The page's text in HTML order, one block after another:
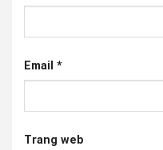
Email *
Trang web